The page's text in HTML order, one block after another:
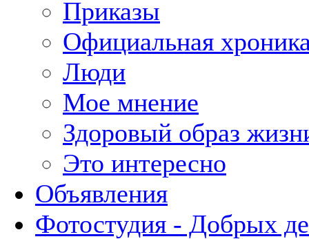
Приказы
Официальная
Люди
Мое мнение
Здоровый образ
Это интересно
Объявления
Фотостудия - Добрых